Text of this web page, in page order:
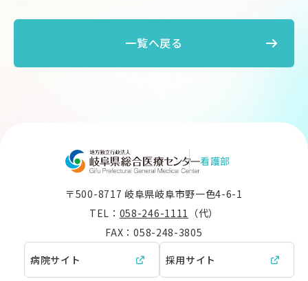
一覧へ戻る
看護部
〒500-8717 岐阜県岐阜市野一色4-6-1
TEL： 058-246-1111
（代）
FAX：058-248-3805
病院サイト
採用サイト